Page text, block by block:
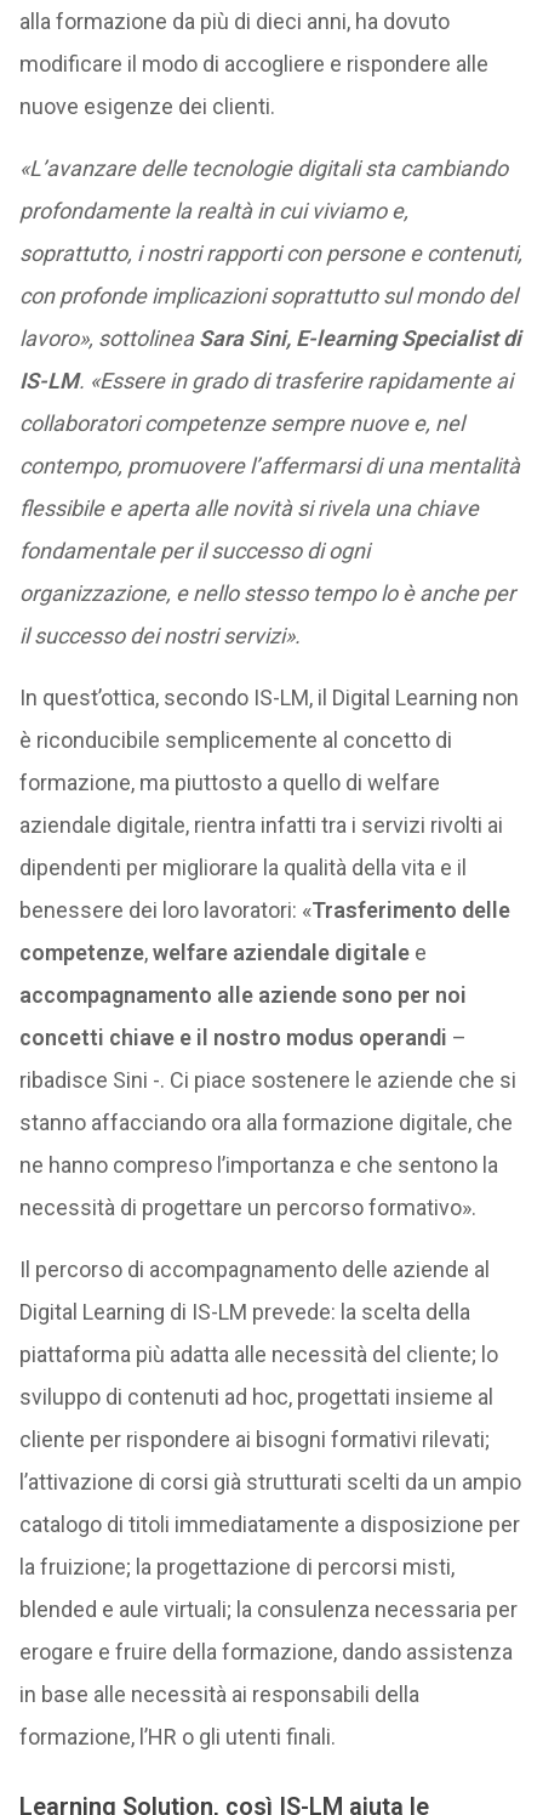
alla formazione da più di dieci anni, ha dovuto
modificare il modo di accogliere e rispondere alle
nuove esigenze dei clienti.
«L’avanzare delle tecnologie digitali sta cambiando
profondamente la realtà in cui viviamo e,
soprattutto, i nostri rapporti con persone e contenuti,
con profonde implicazioni soprattutto sul mondo del
lavoro», sottolineaSara Sini, E-learning Specialist di
IS-LM. «Essere in grado di trasferire rapidamente ai
collaboratori competenze sempre nuove e, nel
contempo, promuovere l’affermarsi di una mentalità
flessibile e aperta alle novità si rivela una chiave
fondamentale per il successo di ogni
organizzazione, e nello stesso tempo lo è anche per
il successo dei nostri servizi».
In quest’ottica, secondo IS-LM, il Digital Learning non
è riconducibile semplicemente al concetto di
formazione, ma piuttosto a quello di welfare
aziendale digitale, rientra infatti tra i servizi rivolti ai
dipendenti per migliorare la qualità della vita e il
benessere dei loro lavoratori: «Trasferimento delle
competenze,welfare aziendale digitale e
accompagnamento alle aziendesono per noi
concetti chiave e il nostro modus operandi –
ribadisce Sini -. Ci piace sostenere le aziende che si
stanno affacciando ora alla formazione digitale, che
ne hanno compreso l’importanza e che sentono la
necessità di progettare un percorso formativo».
Il percorso di accompagnamento delle aziende al
Digital Learning di IS-LM prevede: la scelta della
piattaforma più adatta alle necessità del cliente; lo
sviluppo di contenuti ad hoc, progettati insieme al
cliente per rispondere ai bisogni formativi rilevati;
l’attivazione di corsi già strutturati scelti da un ampio
catalogo di titoli immediatamente a disposizione per
la fruizione; la progettazione di percorsi misti,
blended e aule virtuali; la consulenza necessaria per
erogare e fruire della formazione, dando assistenza
in base alle necessità ai responsabili della
formazione, l’HR o gli utenti finali.
Learning Solution, così IS-LM aiuta le